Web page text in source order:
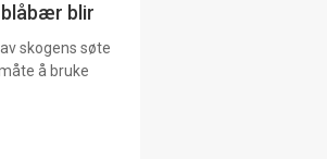
blåbær blir
skogens søte
å bruke